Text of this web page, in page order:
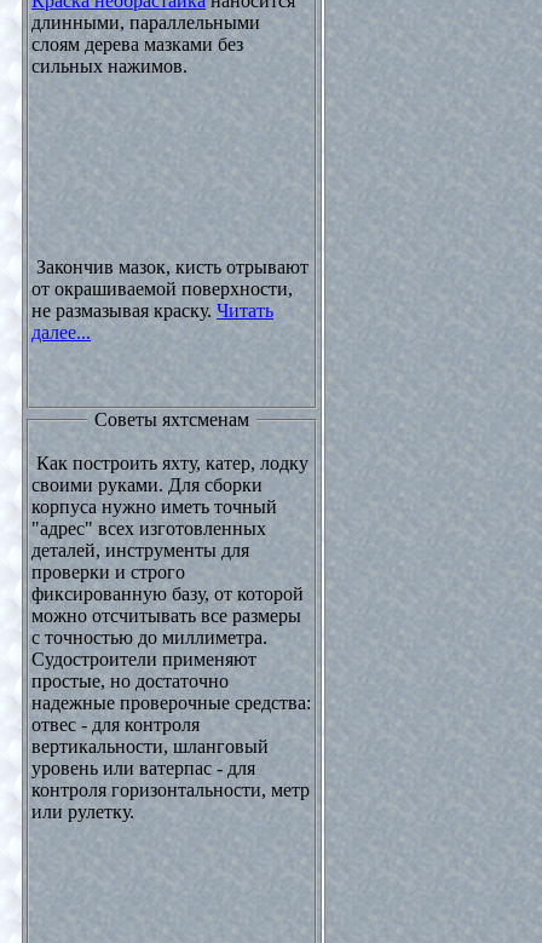
длинными, параллельными
слоям дерева мазками без
сильных нажимов.
Закончив мазок, кисть отрывают
от окрашиваемой поверхности,
не размазывая краску. Читать
далее...
Советы яхтсменам
Как построить яхту, катер, лодку
своими руками. Для сборки
корпуса нужно иметь точный
"адрес" всех изготовленных
деталей, инструменты для
проверки и строго
фиксированную базу, от которой
можно отсчитывать все размеры
с точностью до миллиметра.
Судостроители применяют
простые, но достаточно
надежные проверочные средства:
отвес - для контроля
вертикальности, шланговый
уровень или ватерпас - для
контроля горизонтальности, метр
или рулетку.